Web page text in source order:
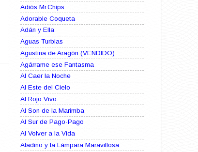
Adiós Mr.Chips
Adorable Coqueta
Adán y Ella
Aguas Turbias
Agustina de Aragón (VENDIDO)
Agárrame ese Fantasma
Al Caer la Noche
Al Este del Cielo
Al Rojo Vivo
Al Son de la Marimba
Al Sur de Pago-Pago
Al Volver a la Vida
Aladino y la Lámpara Maravillosa